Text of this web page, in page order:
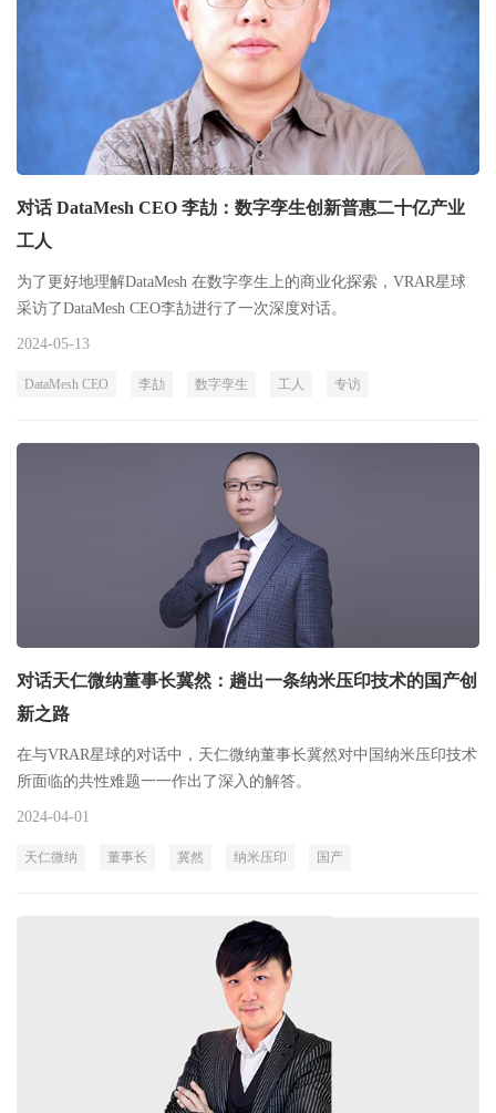
对话 DataMesh CEO 李劼：数字孪生创新普惠二十亿产业
工人
为了更好地理解DataMesh 在数字孪生上的商业化探索，VRAR星球
采访了DataMesh CEO李劼进行了一次深度对话。
2024-05-13
DataMesh CEO 李劼 数字孪生 工人 专访
对话天仁微纳董事长冀然：趟出一条纳米压印技术的国产创
新之路
在与VRAR星球的对话中，天仁微纳董事长冀然对中国纳米压印技术
所面临的共性难题一一作出了深入的解答。
2024-04-01
天仁微纳 董事长 冀然 纳米压印 国产